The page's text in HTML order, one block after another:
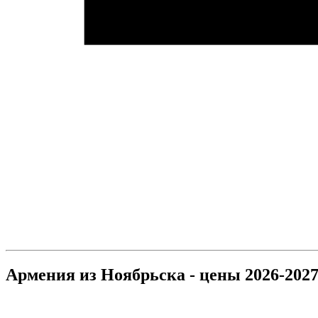
Армения из Ноябрьска - цены 2026-2027